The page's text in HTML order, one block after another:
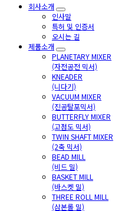
회사소개
인사말
특허 및 인증서
오시는 길
제품소개
PLANETARY MIXER
(자전공전 믹서)
KNEADER
(니다기)
VACUUM MIXER
(진공탈포믹서)
BUTTERFLY MIXER
(고점도 믹서)
TWIN SHAFT MIXER
(2축 믹서)
BEAD MILL
(비드 밀)
BASKET MILL
(바스켓 밀)
THREE ROLL MILL
(삼본롤 밀)